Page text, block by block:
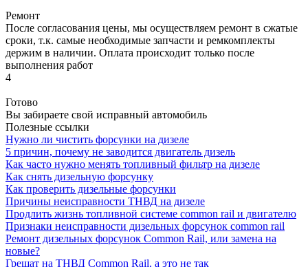
Ремонт
После согласования цены, мы осуществляем ремонт в сжатые
сроки, т.к. самые необходимые запчасти и ремкомплекты
держим в наличии. Оплата происходит только после
выполнения работ
4
Готово
Вы забираете свой исправный автомобиль
Полезные ссылки
Нужно ли чистить форсунки на дизеле
5 причин, почему не заводится двигатель дизель
Как часто нужно менять топливный фильтр на дизеле
Как снять дизельную форсунку
Как проверить дизельные форсунки
Причины неисправности ТНВД на дизеле
Продлить жизнь топливной системе common rail и двигателю
Признаки неисправности дизельных форсунок common rail
Ремонт дизельных форсунок Common Rail, или замена на
новые?
Грешат на ТНВД Common Rail, а это не так